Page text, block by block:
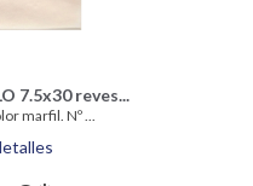
7.5x30 reves...
marfil. Nº ...